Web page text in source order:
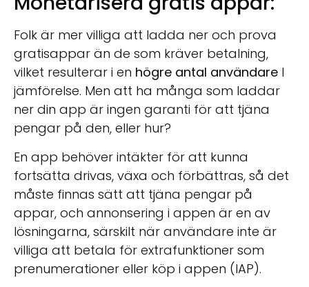
Folk är mer villiga att ladda ner och prova
gratisappar än de som kräver betalning,
vilket resulterar i en högre antal användare I
jämförelse. Men att ha många som laddar
ner din app är ingen garanti för att tjäna
pengar på den, eller hur?
En app behöver intäkter för att kunna
fortsätta drivas, växa och förbättras, så det
måste finnas sätt att tjäna pengar på
appar, och annonsering i appen är en av
lösningarna, särskilt när användare inte är
villiga att betala för extrafunktioner som
prenumerationer eller köp i appen (IAP).